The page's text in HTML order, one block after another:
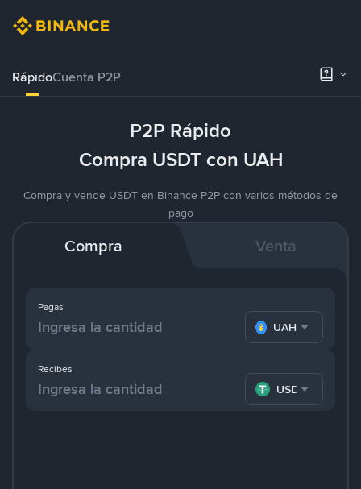
RápidoCuenta P2P
P2P Rápido
Compra USDT con UAH
Compra y vende USDT en Binance P2P con varios métodos de
pago
Compra Venta
Pagas
UAH
Recibes
USDT